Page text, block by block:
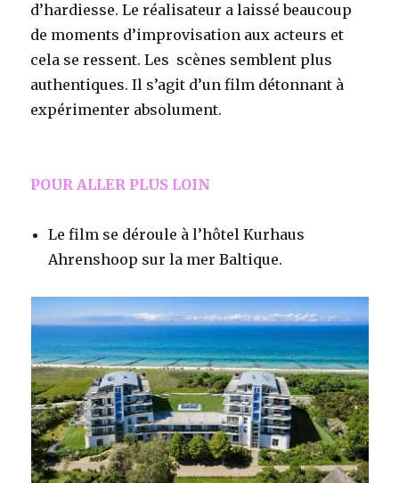
d’hardiesse. Le réalisateur a laissé beaucoup
de moments d’improvisation aux acteurs et
cela se ressent. Les scènes semblent plus
authentiques. Il s’agit d’un film détonnant à
expérimenter absolument.
POUR ALLER PLUS LOIN
Le film se déroule à l’hôtel Kurhaus
Ahrenshoop sur la mer Baltique.